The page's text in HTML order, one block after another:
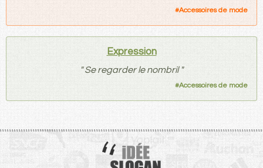
#Accessoires de mode
Expression
" Se regarder le nombril "
#Accessoires de mode